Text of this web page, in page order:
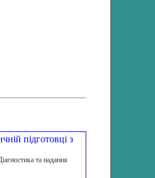
підготовці з
та надання